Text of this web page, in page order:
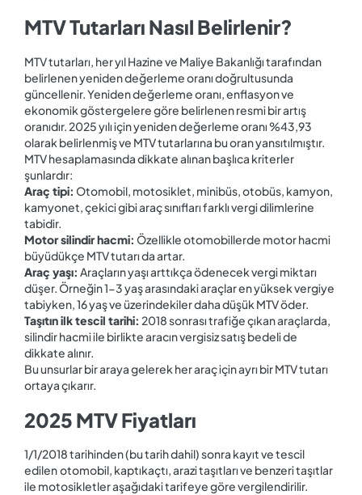
MTV Tutarları Nasıl Belirlenir?
MTV tutarları, her yıl Hazine ve Maliye Bakanlığı tarafından
belirlenen yeniden değerlemeoranı doğrultusunda
güncellenir. Yeniden değerleme oranı, enflasyon ve
ekonomik göstergelere göre belirlenen resmi bir artış
oranıdır. 2025 yılı için yeniden değerleme oranı %43,93
olarak belirlenmiş ve MTV tutarlarına bu oran yansıtılmıştır.
MTV hesaplamasında dikkate alınan başlıca kriterler
şunlardır:
Araç tipi: Otomobil, motosiklet, minibüs, otobüs, kamyon,
kamyonet, çekici gibi araç sınıfları farklı vergi dilimlerine
tabidir.
Motor silindir hacmi: Özellikle otomobillerde motor hacmi
büyüdükçe MTV tutarı da artar.
Araç yaşı: Araçların yaşı arttıkça ödenecek vergi miktarı
düşer. Örneğin 1-3 yaş arasındaki araçlar en yüksek vergiye
tabiyken, 16 yaş ve üzerindekiler daha düşük MTV öder.
Taşıtın ilk tescil tarihi: 2018 sonrası trafiğe çıkan araçlarda,
silindir hacmi ile birlikte aracın vergisiz satış bedeli de
dikkate alınır.
Bu unsurlar bir araya gelerek her araç için ayrı bir MTV tutarı
ortaya çıkarır.
2025 MTV Fiyatları
1/1/2018 tarihinden (bu tarih dahil) sonra kayıt ve tescil
edilenotomobil, kaptıkaçtı, arazi taşıtları ve benzeri taşıtlar
ile motosikletler aşağıdaki tarifeye göre vergilendirilir.